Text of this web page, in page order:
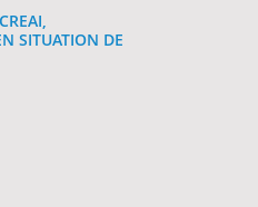
SITUATION DE